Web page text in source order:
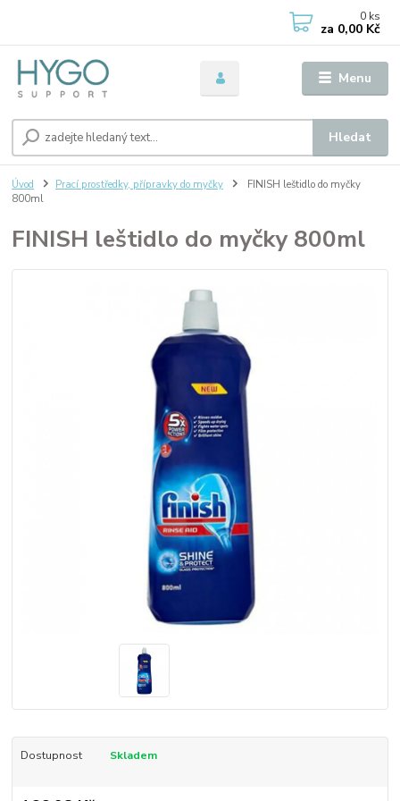
Menu
Hledat
0 ks
za 0,00 Kč
Úvod Prací prostředky, přípravky do myčky
FINISH leštidlo do myčky
800ml
FINISH leštidlo do myčky 800ml
Dostupnost Skladem